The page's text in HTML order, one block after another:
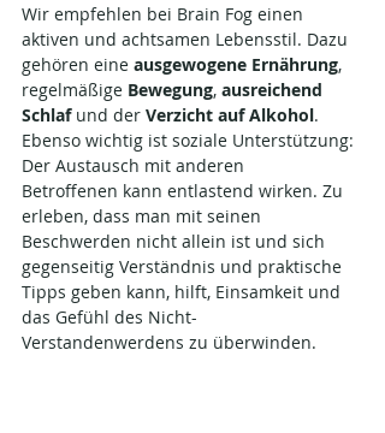
Wir empfehlen bei Brain Fog einen
aktiven und achtsamen Lebensstil. Dazu
gehören eine ausgewogene Ernährung,
regelmäßige Bewegung, ausreichend
Schlaf und der Verzicht auf Alkohol.
Ebenso wichtig ist soziale Unterstützung:
Der Austausch mit anderen
Betroffenen kann entlastend wirken. Zu
erleben, dass man mit seinen
Beschwerden nicht allein ist und sich
gegenseitig Verständnis und praktische
Tipps geben kann, hilft, Einsamkeit und
das Gefühl des Nicht-
Verstandenwerdens zu überwinden.